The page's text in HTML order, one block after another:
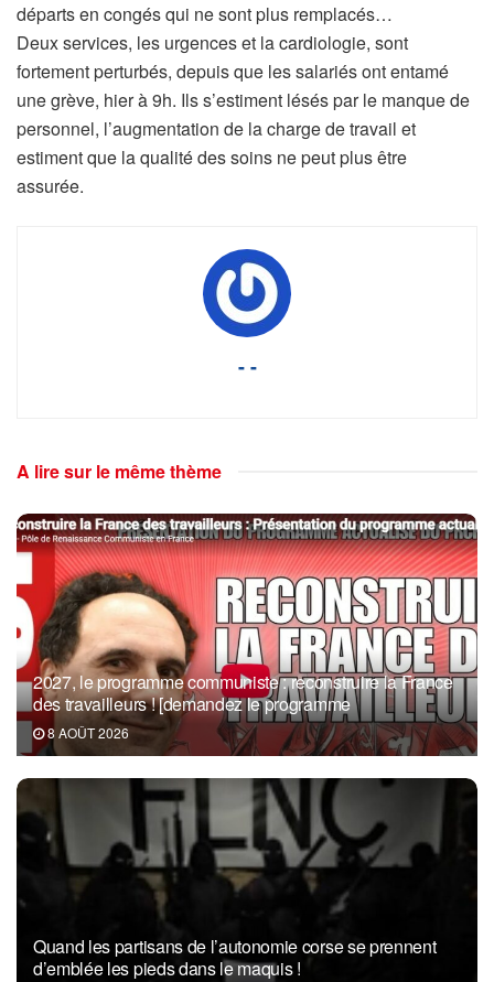
départs en congés qui ne sont plus remplacés…
Deux services, les urgences et la cardiologie, sont
fortement perturbés, depuis que les salariés ont entamé
une grève, hier à 9h. Ils s’estiment lésés par le manque de
personnel, l’augmentation de la charge de travail et
estiment que la qualité des soins ne peut plus être
assurée.
- -
A lire sur le même thème
2027, le programme communiste : reconstruire la France
des travailleurs ! [demandez le programme
8 AOÛT 2026
Quand les partisans de l’autonomie corse se prennent
d’emblée les pieds dans le maquis !